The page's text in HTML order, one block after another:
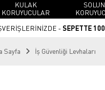
KULAK
KORUYUCULAR
- SEPETTE
Sayfa İş Güvenliği Levhaları